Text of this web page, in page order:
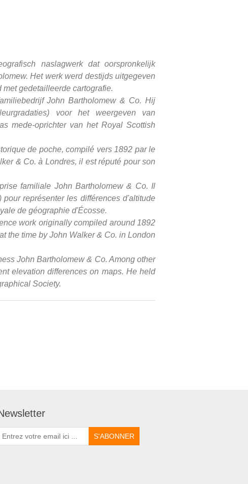
naslagwerk dat oorspronkelijk
Het werk werd destijds uitgegeven
gedetailleerde cartografie.
John Bartholomew & Co. Hij
voor het weergeven van
mede-oprichter van het Royal Scottish
de poche, compilé vers 1892 par le
& Co. à Londres, il est réputé pour son
familiale John Bartholomew & Co. Il
représenter les différences d'altitude
de géographie d'Écosse.
work originally compiled around 1892
the time by John Walker & Co. in London
John Bartholomew & Co. Among other
elevation differences on maps. He held
Society.